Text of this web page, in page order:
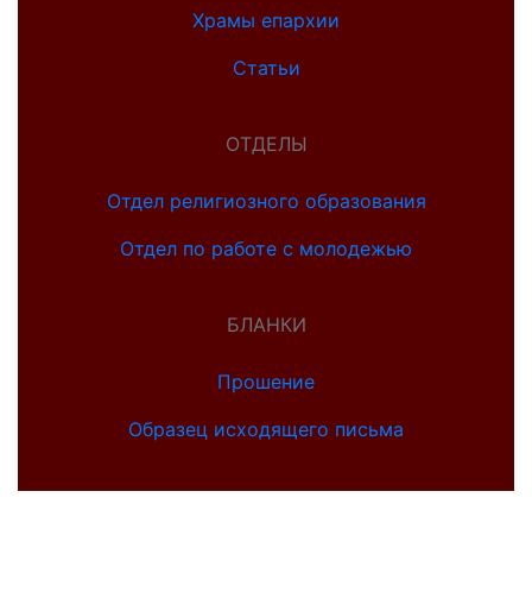
Храмы епархии
Статьи
ОТДЕЛЫ
Отдел религиозного образования
Отдел по работе с молодежью
БЛАНКИ
Прошение
Образец исходящего письма